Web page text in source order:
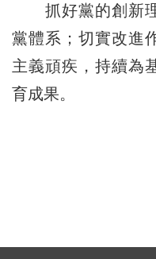
抓好黨的創新理
黨體系；切實改進
主義頑疾，持續為
育成果。